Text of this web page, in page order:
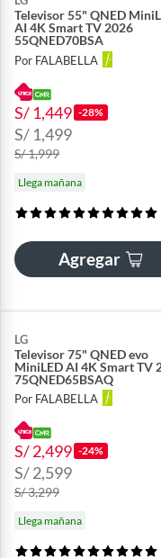
Televisor 55" QNED
AI 4K Smart TV 2026
55QNED70BSA
Por FALABELLA
S/ 1,449 -28%
S/ 1,499
S/ 1,999
Llega mañana
Agregar
LG
Televisor 75" QNED evo
MiniLED AI 4K Smart TV
75QNED65BSAQ
Por FALABELLA
S/ 2,499 -24%
S/ 2,599
S/ 3,299
Llega mañana